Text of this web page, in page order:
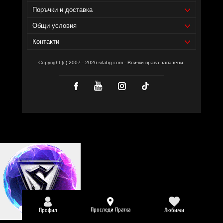
Поръчки и доставка
Общи условия
Контакти
Copyright (c) 2007 - 2026 silabg.com - Всички права запазени.
Профил Проследи Пратка Любими